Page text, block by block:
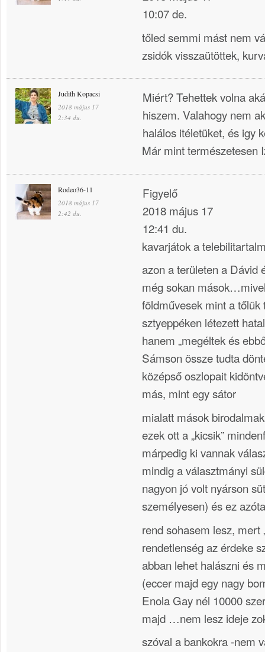
10:07 de.
tőled semmi mást nem
zsidók visszaütöttek,
Judith Kopacsi
2018 május 17
2:34 du.
Miért? Tehettek volna
hiszem. Valahogy nem
halálos itéletüket, és igy
Már mint természetesen
Rodeo36-11
2018 május 17
2:42 du.
Figyelő
2018 május 17
12:41 du.
kavarjátok a
azon a területen a Dávid
még sokan
földművesek mint a tőlük
sztyeppéken létezett
hanem „megéltek és
Sámson össze tudta
középső oszlopait
más, mint egy sátor
mialatt mások
ezek ott a „kicsik”
márpedig ki vannak
mindig a választmányi
nagyon jó volt nyárson
személyesen) és ez
rend sohasem lesz, mert
rendetlenség az érdeke
abban lehet halászni és
(eccer majd egy nagy
Enola Gay nél 10000
majd …nem lesz ideje
szóval a bankokra -nem